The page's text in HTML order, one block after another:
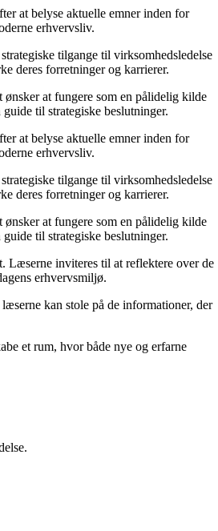
at belyse aktuelle emner inden for
erhvervsliv.
tilgange til virksomhedsledelse
deres forretninger og karrierer.
at fungere som en pålidelig kilde
til strategiske beslutninger.
at belyse aktuelle emner inden for
erhvervsliv.
tilgange til virksomhedsledelse
deres forretninger og karrierer.
at fungere som en pålidelig kilde
til strategiske beslutninger.
Læserne inviteres til at reflektere over de
erhvervsmiljø.
kan stole på de informationer, der
et rum, hvor både nye og erfarne